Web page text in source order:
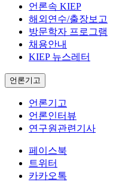
언론속 KIEP
해외연수/출장보고
방문학자 프로그램
채용안내
KIEP 뉴스레터
언론기고
언론기고
언론인터뷰
연구원관련기사
페이스북
트위터
카카오톡